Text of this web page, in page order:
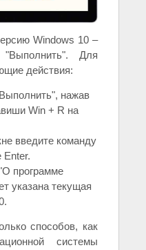
Windows 10 –
"Выполнить". Для
действия:
нажав
Win + R на
введите команду
Enter.
программе
указана текущая
способов, как
системы